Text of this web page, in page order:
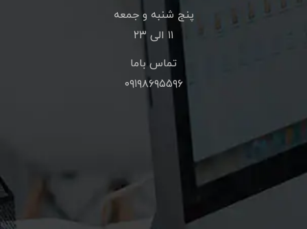
پنج شنبه و جمعه
۱۱ الی ۲۳
تماس باما
۰۹۱۹۸۶۹۵۵۹۶